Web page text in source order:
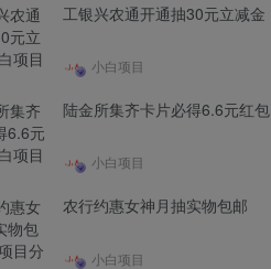
工银兴农通开通抽30元立减金
小白项目
陆金所集齐卡片必得6.6元红包
小白项目
农行约惠女神月抽实物包邮
小白项目